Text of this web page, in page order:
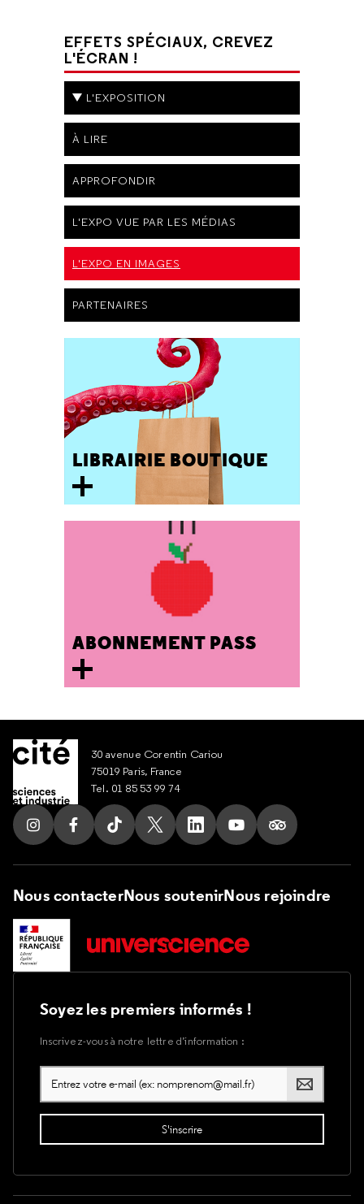
EFFETS SPÉCIAUX, CREVEZ
L'ÉCRAN !
L'EXPOSITION
À LIRE
APPROFONDIR
L'EXPO VUE PAR LES MÉDIAS
L'EXPO EN IMAGES
PARTENAIRES
LIBRAIRIE BOUTIQUE
ABONNEMENT PASS
30 avenue Corentin Cariou
75019 Paris, France
Tel. 01 85 53 99 74
Nous contacterNous soutenirNous rejoindre
Soyez les premiers informés !
Inscrivez-vous à notre lettre d’information :